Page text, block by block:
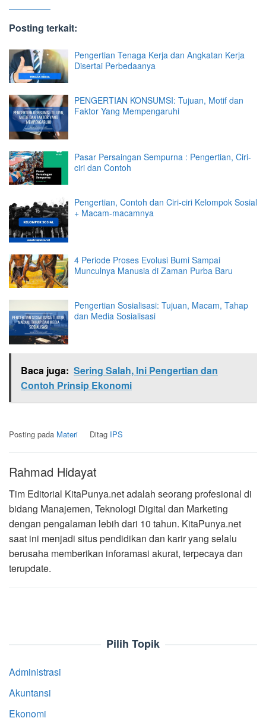
Posting terkait:
Pengertian Tenaga Kerja dan Angkatan Kerja
Disertai Perbedaanya
PENGERTIAN KONSUMSI: Tujuan, Motif dan
Faktor Yang Mempengaruhi
Pasar Persaingan Sempurna : Pengertian, Ciri-
ciri dan Contoh
Pengertian, Contoh dan Ciri-ciri Kelompok Sosial
+ Macam-macamnya
4 Periode Proses Evolusi Bumi Sampai
Munculnya Manusia di Zaman Purba Baru
Pengertian Sosialisasi: Tujuan, Macam, Tahap
dan Media Sosialisasi
Baca juga: Sering Salah, Ini Pengertian dan
Contoh Prinsip Ekonomi
Posting pada Materi Ditag IPS
Rahmad Hidayat
Tim Editorial KitaPunya.net adalah seorang profesional di
bidang Manajemen, Teknologi Digital dan Marketing
dengan pengalaman lebih dari 10 tahun. KitaPunya.net
saat ini menjadi situs pendidikan dan karir yang selalu
berusaha memberikan inforamasi akurat, terpecaya dan
terupdate.
Pilih Topik
Administrasi
Akuntansi
Ekonomi